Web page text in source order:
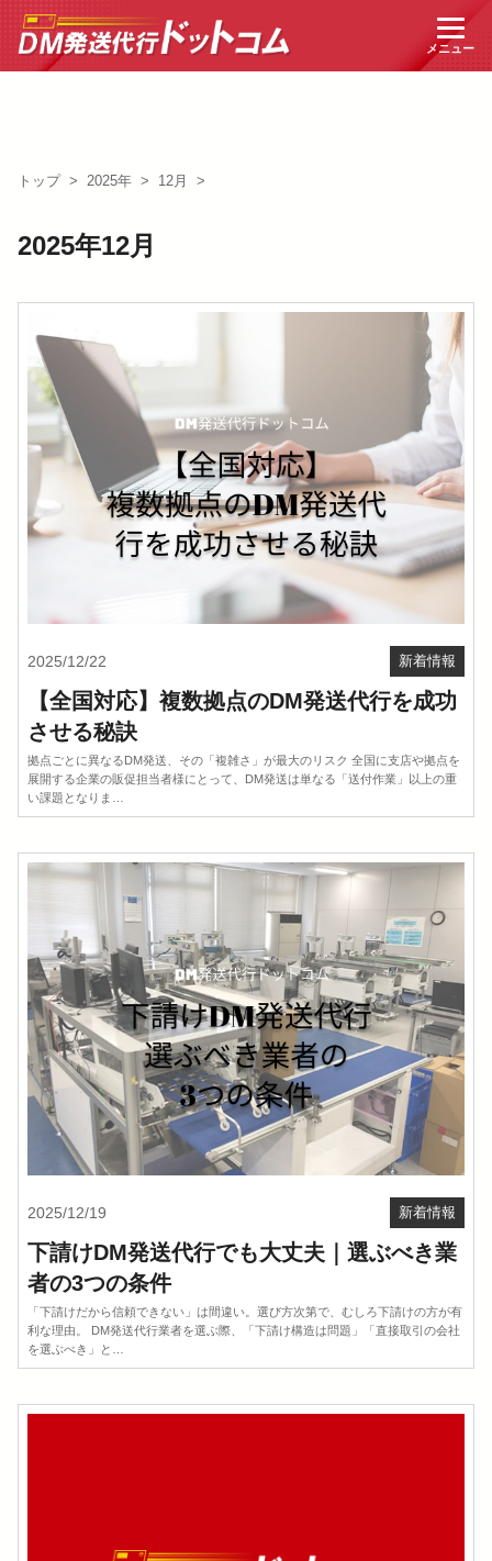
トップ > 2025年 > 12月 >
2025年12月
2025/12/22 新着情報
【全国対応】複数拠点のDM発送代行を成功
させる秘訣
拠点ごとに異なるDM発送、その「複雑さ」が最大のリスク 全国に支店や拠点を
展開する企業の販促担当者様にとって、DM発送は単なる「送付作業」以上の重
い課題となりま…
2025/12/19 新着情報
下請けDM発送代行でも大丈夫｜選ぶべき業
者の3つの条件
「下請けだから信頼できない」は間違い。選び方次第で、むしろ下請けの方が有
利な理由。 DM発送代行業者を選ぶ際、「下請け構造は問題」「直接取引の会社
を選ぶべき」と…